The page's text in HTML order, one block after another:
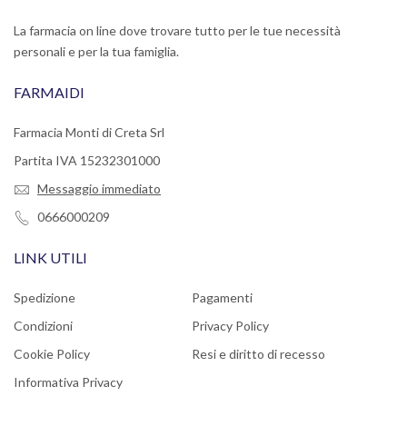
La farmacia on line dove trovare tutto per le tue necessità
personali e per la tua famiglia.
FARMAIDI
Farmacia Monti di Creta Srl
Partita IVA 15232301000
Messaggio immediato
0666000209
LINK UTILI
Spedizione
Pagamenti
Condizioni
Privacy Policy
Cookie Policy
Resi e diritto di recesso
Informativa Privacy